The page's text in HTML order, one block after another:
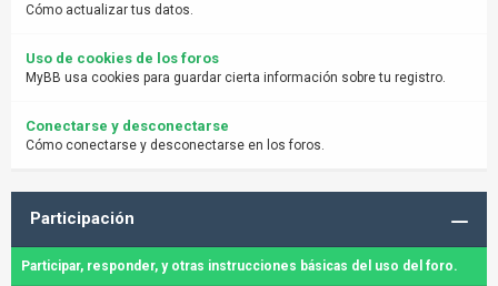
Cómo actualizar tus datos.
Uso de cookies de los foros
MyBB usa cookies para guardar cierta información sobre tu registro.
Conectarse y desconectarse
Cómo conectarse y desconectarse en los foros.
Participación
Participar, responder, y otras instrucciones básicas del uso del foro.